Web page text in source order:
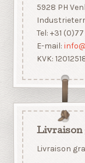
5928 PH
Tel: +31
E-mail:
KVK:
Livraison
Livraison